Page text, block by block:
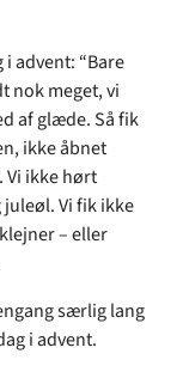
advent: “Bare
nok meget, vi
af glæde. Så fik
ikke åbnet
Vi ikke hørt
Vi fik ikke
– eller
særlig lang
i advent.